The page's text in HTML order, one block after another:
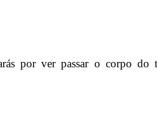
por ver passar o corpo